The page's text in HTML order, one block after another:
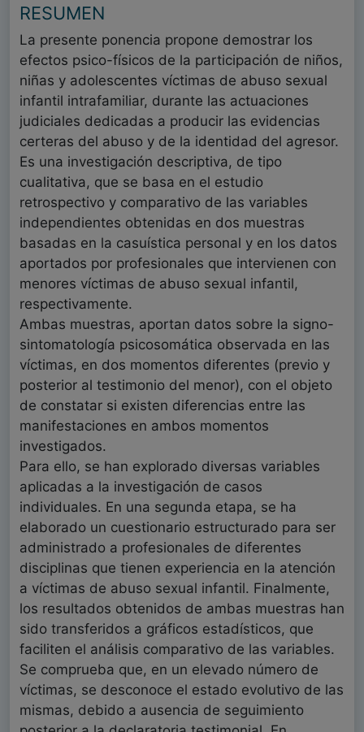
RESUMEN
La presente ponencia propone demostrar los
efectos psico-físicos de la participación de niños,
niñas y adolescentes víctimas de abuso sexual
infantil intrafamiliar, durante las actuaciones
judiciales dedicadas a producir las evidencias
certeras del abuso y de la identidad del agresor.
Es una investigación descriptiva, de tipo
cualitativa, que se basa en el estudio
retrospectivo y comparativo de las variables
independientes obtenidas en dos muestras
basadas en la casuística personal y en los datos
aportados por profesionales que intervienen con
menores víctimas de abuso sexual infantil,
respectivamente.
Ambas muestras, aportan datos sobre la signo-
sintomatología psicosomática observada en las
víctimas, en dos momentos diferentes (previo y
posterior al testimonio del menor), con el objeto
de constatar si existen diferencias entre las
manifestaciones en ambos momentos
investigados.
Para ello, se han explorado diversas variables
aplicadas a la investigación de casos
individuales. En una segunda etapa, se ha
elaborado un cuestionario estructurado para ser
administrado a profesionales de diferentes
disciplinas que tienen experiencia en la atención
a víctimas de abuso sexual infantil. Finalmente,
los resultados obtenidos de ambas muestras han
sido transferidos a gráficos estadísticos, que
faciliten el análisis comparativo de las variables.
Se comprueba que, en un elevado número de
víctimas, se desconoce el estado evolutivo de las
mismas, debido a ausencia de seguimiento